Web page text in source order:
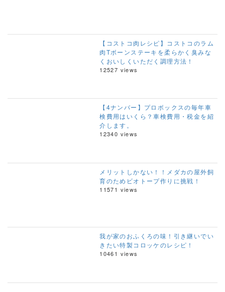
【コストコ肉レシピ】コストコのラム
肉Tボーンステーキを柔らかく臭みな
くおいしくいただく調理方法！
12527 views
【4ナンバー】プロボックスの毎年車
検費用はいくら？車検費用・税金を紹
介します。
12340 views
メリットしかない！！メダカの屋外飼
育のためビオトープ作りに挑戦！
11571 views
我が家のおふくろの味！引き継いでい
きたい特製コロッケのレシピ！
10461 views